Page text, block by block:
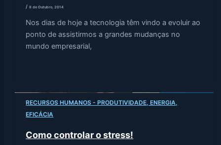
/8 de Outubro, 2014
Nos dias de hoje a tecnologia têm vindo a evoluir ao
ponto de assistirmos a grandes mudanças no
mundo empresarial,
RECURSOS HUMANOS - PRODUTIVIDADE, ENERGIA,
EFICÁCIA
Como controlar o stress!